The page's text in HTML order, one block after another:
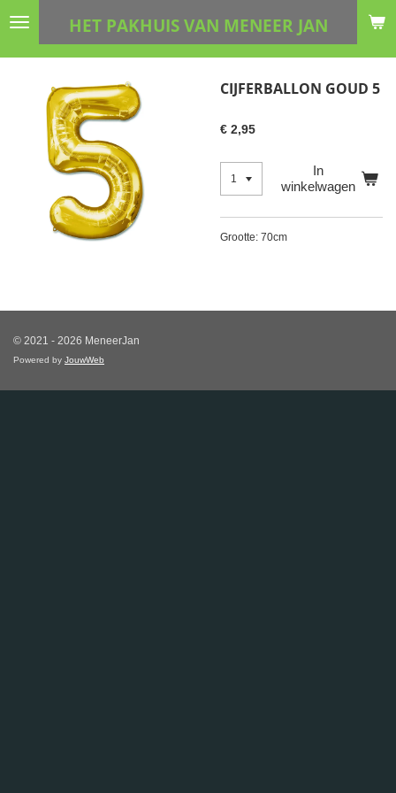
Ga
hoofdinhoud
HET PAKHUIS VAN MENEER JAN
CIJFERBALLON GOUD 5
€ 2,95
In
winkelwagen
Grootte: 70cm
© 2021 - 2026 MeneerJan
Powered by JouwWeb